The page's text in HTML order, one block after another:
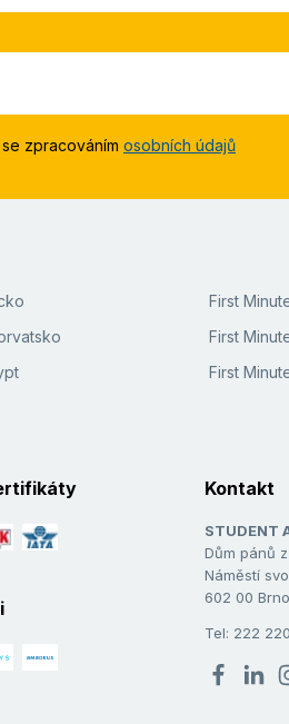
zpracováním osobních údajů
First
First
First
Kontakt
STUDENT
Dům pánů
Náměstí
602 00 Brno
Tel: 222